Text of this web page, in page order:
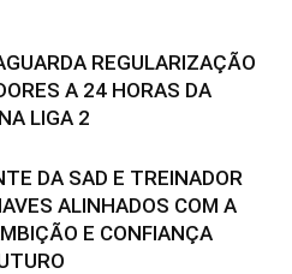
REGULARIZAÇÃO
A 24 HORAS DA
LIGA 2
DA SAD E TREINADOR
ALINHADOS COM A
E CONFIANÇA